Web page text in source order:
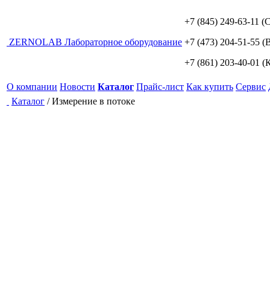
ZERNOLAB Лабораторное оборудование
+7 (845) 249-63-11
+7 (473) 204-51-55
+7 (861) 203-40-01
О компании Новости Каталог Прайс-лист Как купить Сервис
Каталог /Измерение в потоке